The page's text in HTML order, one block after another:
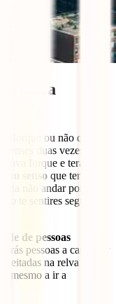
Nova
Iorque ou não queres
duas vezes! Não
Iorque e terás o
senso que terias no
não andar por
te sentires seguro ao
de pessoas
pessoas a caminhar
na relva nos
mesmo a ir a